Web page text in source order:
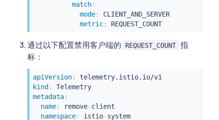
match:
mode:
CLIENT_AND_SERVER
metric: REQUEST_COUNT
通过以下配置禁用客户端的 REQUEST_COUNT 指
标：
apiVersion:
kind :
Telemetry
metadata:
name: remove-client
namespace: istio-
system